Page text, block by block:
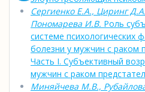
Сергиенко Е.А., Циринг
Пономарева И.В. Роль
системе психологических
болезни у мужчин с раком
Часть I. Субъективный
мужчин с раком
Миняйчева М.В.,